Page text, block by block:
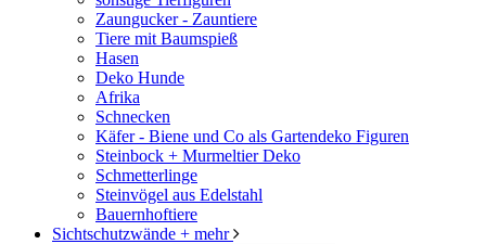
Zaungucker - Zauntiere
Tiere mit Baumspieß
Hasen
Deko Hunde
Afrika
Schnecken
Käfer - Biene und Co als Gartendeko Figuren
Steinbock + Murmeltier Deko
Schmetterlinge
Steinvögel aus Edelstahl
Bauernhoftiere
Sichtschutzwände + mehr